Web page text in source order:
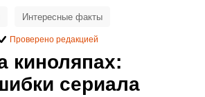
киноляпах:
сериала
Интересные факты
Проверено редакцией